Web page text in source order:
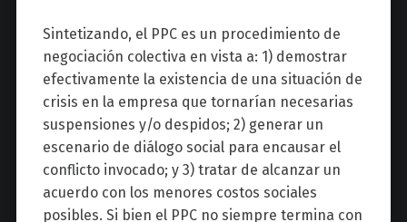
Sintetizando, el PPC es un procedimiento de
negociación colectiva en vista a: 1) demostrar
efectivamente la existencia de una situación de
crisis en la empresa que tornarían necesarias
suspensiones y/o despidos; 2) generar un
escenario de diálogo social para encausar el
conflicto invocado; y 3) tratar de alcanzar un
acuerdo con los menores costos sociales
posibles. Si bien el PPC no siempre termina con